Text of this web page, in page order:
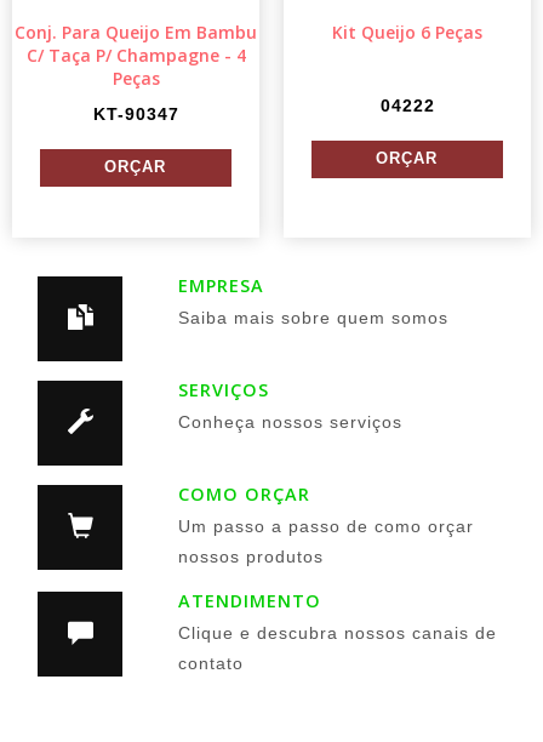
Conj. Para Queijo Em Bambu
C/ Taça P/ Champagne - 4
Peças
KT-90347
Kit Queijo 6 Peças
04222
EMPRESA
Saiba mais sobre quem somos
SERVIÇOS
Conheça nossos serviços
COMO ORÇAR
Um passo a passo de como orçar
nossos produtos
ATENDIMENTO
Clique e descubra nossos canais de
contato